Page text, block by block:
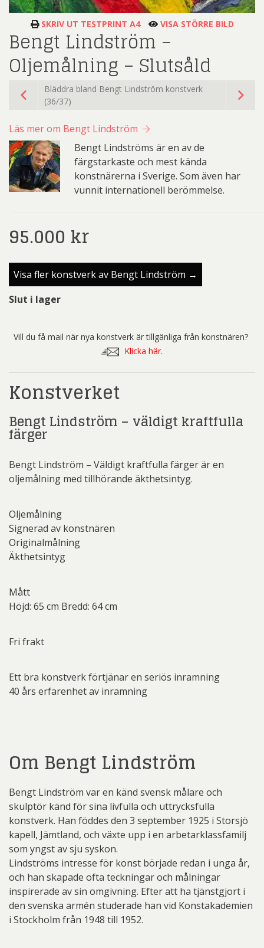
SKRIV UT TESTPRINT A4 VISA STÖRRE BILD
Bengt Lindström –
Oljemålning – Slutsåld
Bläddra bland Bengt Lindström konstverk
(36/37)
Läs mer om Bengt Lindström
Bengt Lindströms är en av de
färgstarkaste och mest kända
konstnärerna i Sverige. Som även har
vunnit internationell berömmelse.
95.000 kr
Visa fler konstverk av Bengt Lindström →
Slut i lager
Vill du få mail när nya konstverk är tillgänliga från konstnären?
Klicka här.
Konstverket
Bengt Lindström – väldigt kraftfulla
färger
Bengt Lindström – Väldigt kraftfulla färger är en
oljemålning med tillhörande äkthetsintyg.
Oljemålning
Signerad av konstnären
Originalmålning
Äkthetsintyg
Mått
Höjd: 65 cm Bredd: 64 cm
Fri frakt
Ett bra konstverk förtjänar en seriös inramning
40 års erfarenhet av inramning
Om Bengt Lindström
Bengt Lindström var en känd svensk målare och
skulptör känd för sina livfulla och uttrycksfulla
konstverk. Han föddes den 3 september 1925 i Storsjö
kapell, Jämtland, och växte upp i en arbetarklassfamilj
som yngst av sju syskon.
Lindströms intresse för konst började redan i unga år,
och han skapade ofta teckningar och målningar
inspirerade av sin omgivning. Efter att ha tjänstgjort i
den svenska armén studerade han vid Konstakademien
i Stockholm från 1948 till 1952.